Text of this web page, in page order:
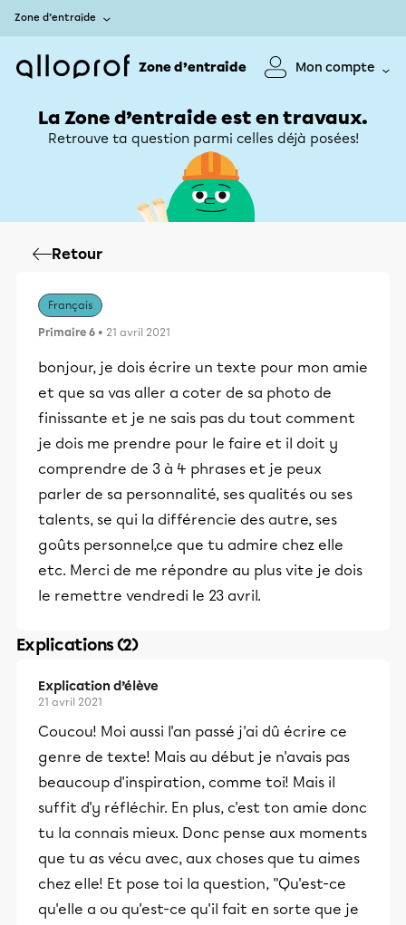
Zone d’entraide
Zone d’entraide Mon compte
La Zone d’entraide est en travaux.
Retrouve ta question parmi celles déjà posées!
Retour
Français
Primaire 6 • 21 avril 2021
bonjour, je dois écrire un texte pour mon amie
et que sa vas aller a coter de sa photo de
finissante et je ne sais pas du tout comment
je dois me prendre pour le faire et il doit y
comprendre de 3 à 4 phrases et je peux
parler de sa personnalité, ses qualités ou ses
talents, se qui la différencie des autre, ses
goûts personnel,ce que tu admire chez elle
etc. Merci de me répondre au plus vite je dois
le remettre vendredi le 23 avril.
Explications (2)
Explication d’élève
21 avril 2021
Coucou! Moi aussi l'an passé j'ai dû écrire ce
genre de texte! Mais au début je n'avais pas
beaucoup d'inspiration, comme toi! Mais il
suffit d'y réfléchir. En plus, c'est ton amie donc
tu la connais mieux. Donc pense aux moments
que tu as vécu avec, aux choses que tu aimes
chez elle! Et pose toi la question, "Qu'est-ce
qu'elle a ou qu'est-ce qu'il fait en sorte que je